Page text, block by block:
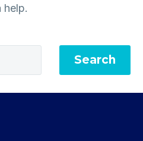
help.
Search